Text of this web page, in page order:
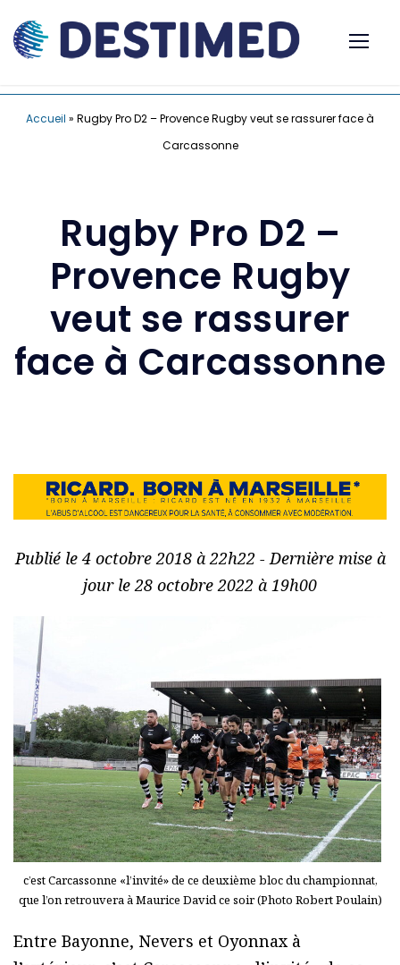
Accueil » Rugby Pro D2 – Provence Rugby veut se rassurer face à
Carcassonne
Rugby Pro D2 –
Provence Rugby
veut se rassurer
face à Carcassonne
Publié le 4 octobre 2018 à 22h22 - Dernière mise à
jour le 28 octobre 2022 à 19h00
c’est Carcassonne «l’invité» de ce deuxième bloc du championnat,
que l’on retrouvera à Maurice David ce soir (Photo Robert Poulain)
Entre Bayonne, Nevers et Oyonnax à